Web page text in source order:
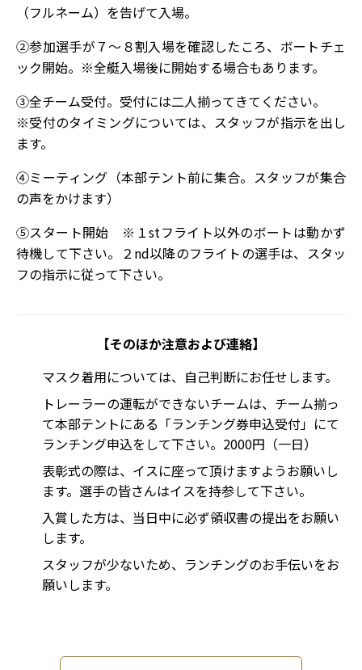
（フルネーム）を告げて入場。
②参加選手が７～８割入場を確認したころ、ボートチェ
ック開始。※全艇入場後に開始する場合もあります。
③全チーム受付。受付には二人揃ってきてください。
※受付のタイミングについては、スタッフが指示を出し
ます。
④ミーティング（本部テント前に集合。スタッフが集合
の声をかけます）
⑤スタート開始 ※１stフライト以外のボートは動かず
待機して下さい。２nd以降のフライトの選手は、スタッ
フの指示に従って下さい。
【そのほか注意および連絡】
マスク着用については、自己判断にお任せします。
トレーラーの運転ができないチームは、チーム揃っ
て本部テントにある「ランチング券申込受付」にて
ランチング申込をして下さい。2000円（一日）
表彰式の際は、イスに座って頂けますようお願いし
ます。選手の皆さんはイスを持参して下さい。
入賞した方は、当日中に必ず領収書の提出をお願い
します。
スタッフが少ないため、ランチングのお手伝いをお
願いします。